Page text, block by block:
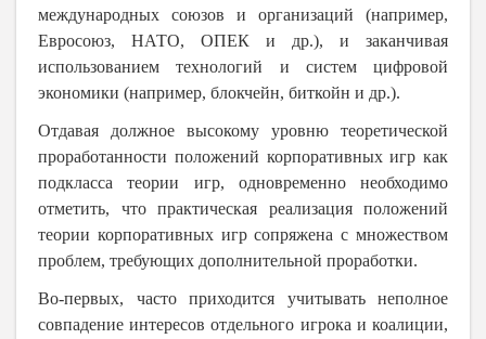
международных союзов и организаций (например,
Евросоюз, НАТО, ОПЕК и др.), и заканчивая
использованием технологий и систем цифровой
экономики (например, блокчейн, биткойн и др.).
Отдавая должное высокому уровню теоретической
проработанности положений корпоративных игр как
подкласса теории игр, одновременно необходимо
отметить, что практическая реализация положений
теории корпоративных игр сопряжена с множеством
проблем, требующих дополнительной проработки.
Во-первых, часто приходится учитывать неполное
совпадение интересов отдельного игрока и коалиции,